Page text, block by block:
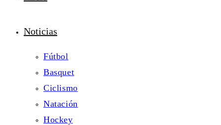
Noticias
Fútbol
Basquet
Ciclismo
Natación
Hockey